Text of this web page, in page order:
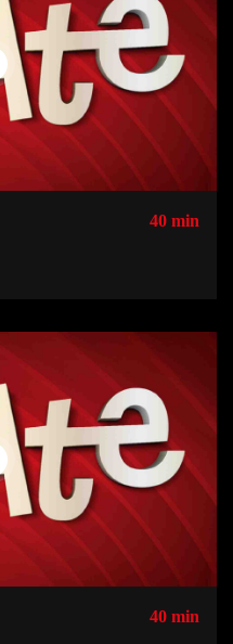
40 min
40 min